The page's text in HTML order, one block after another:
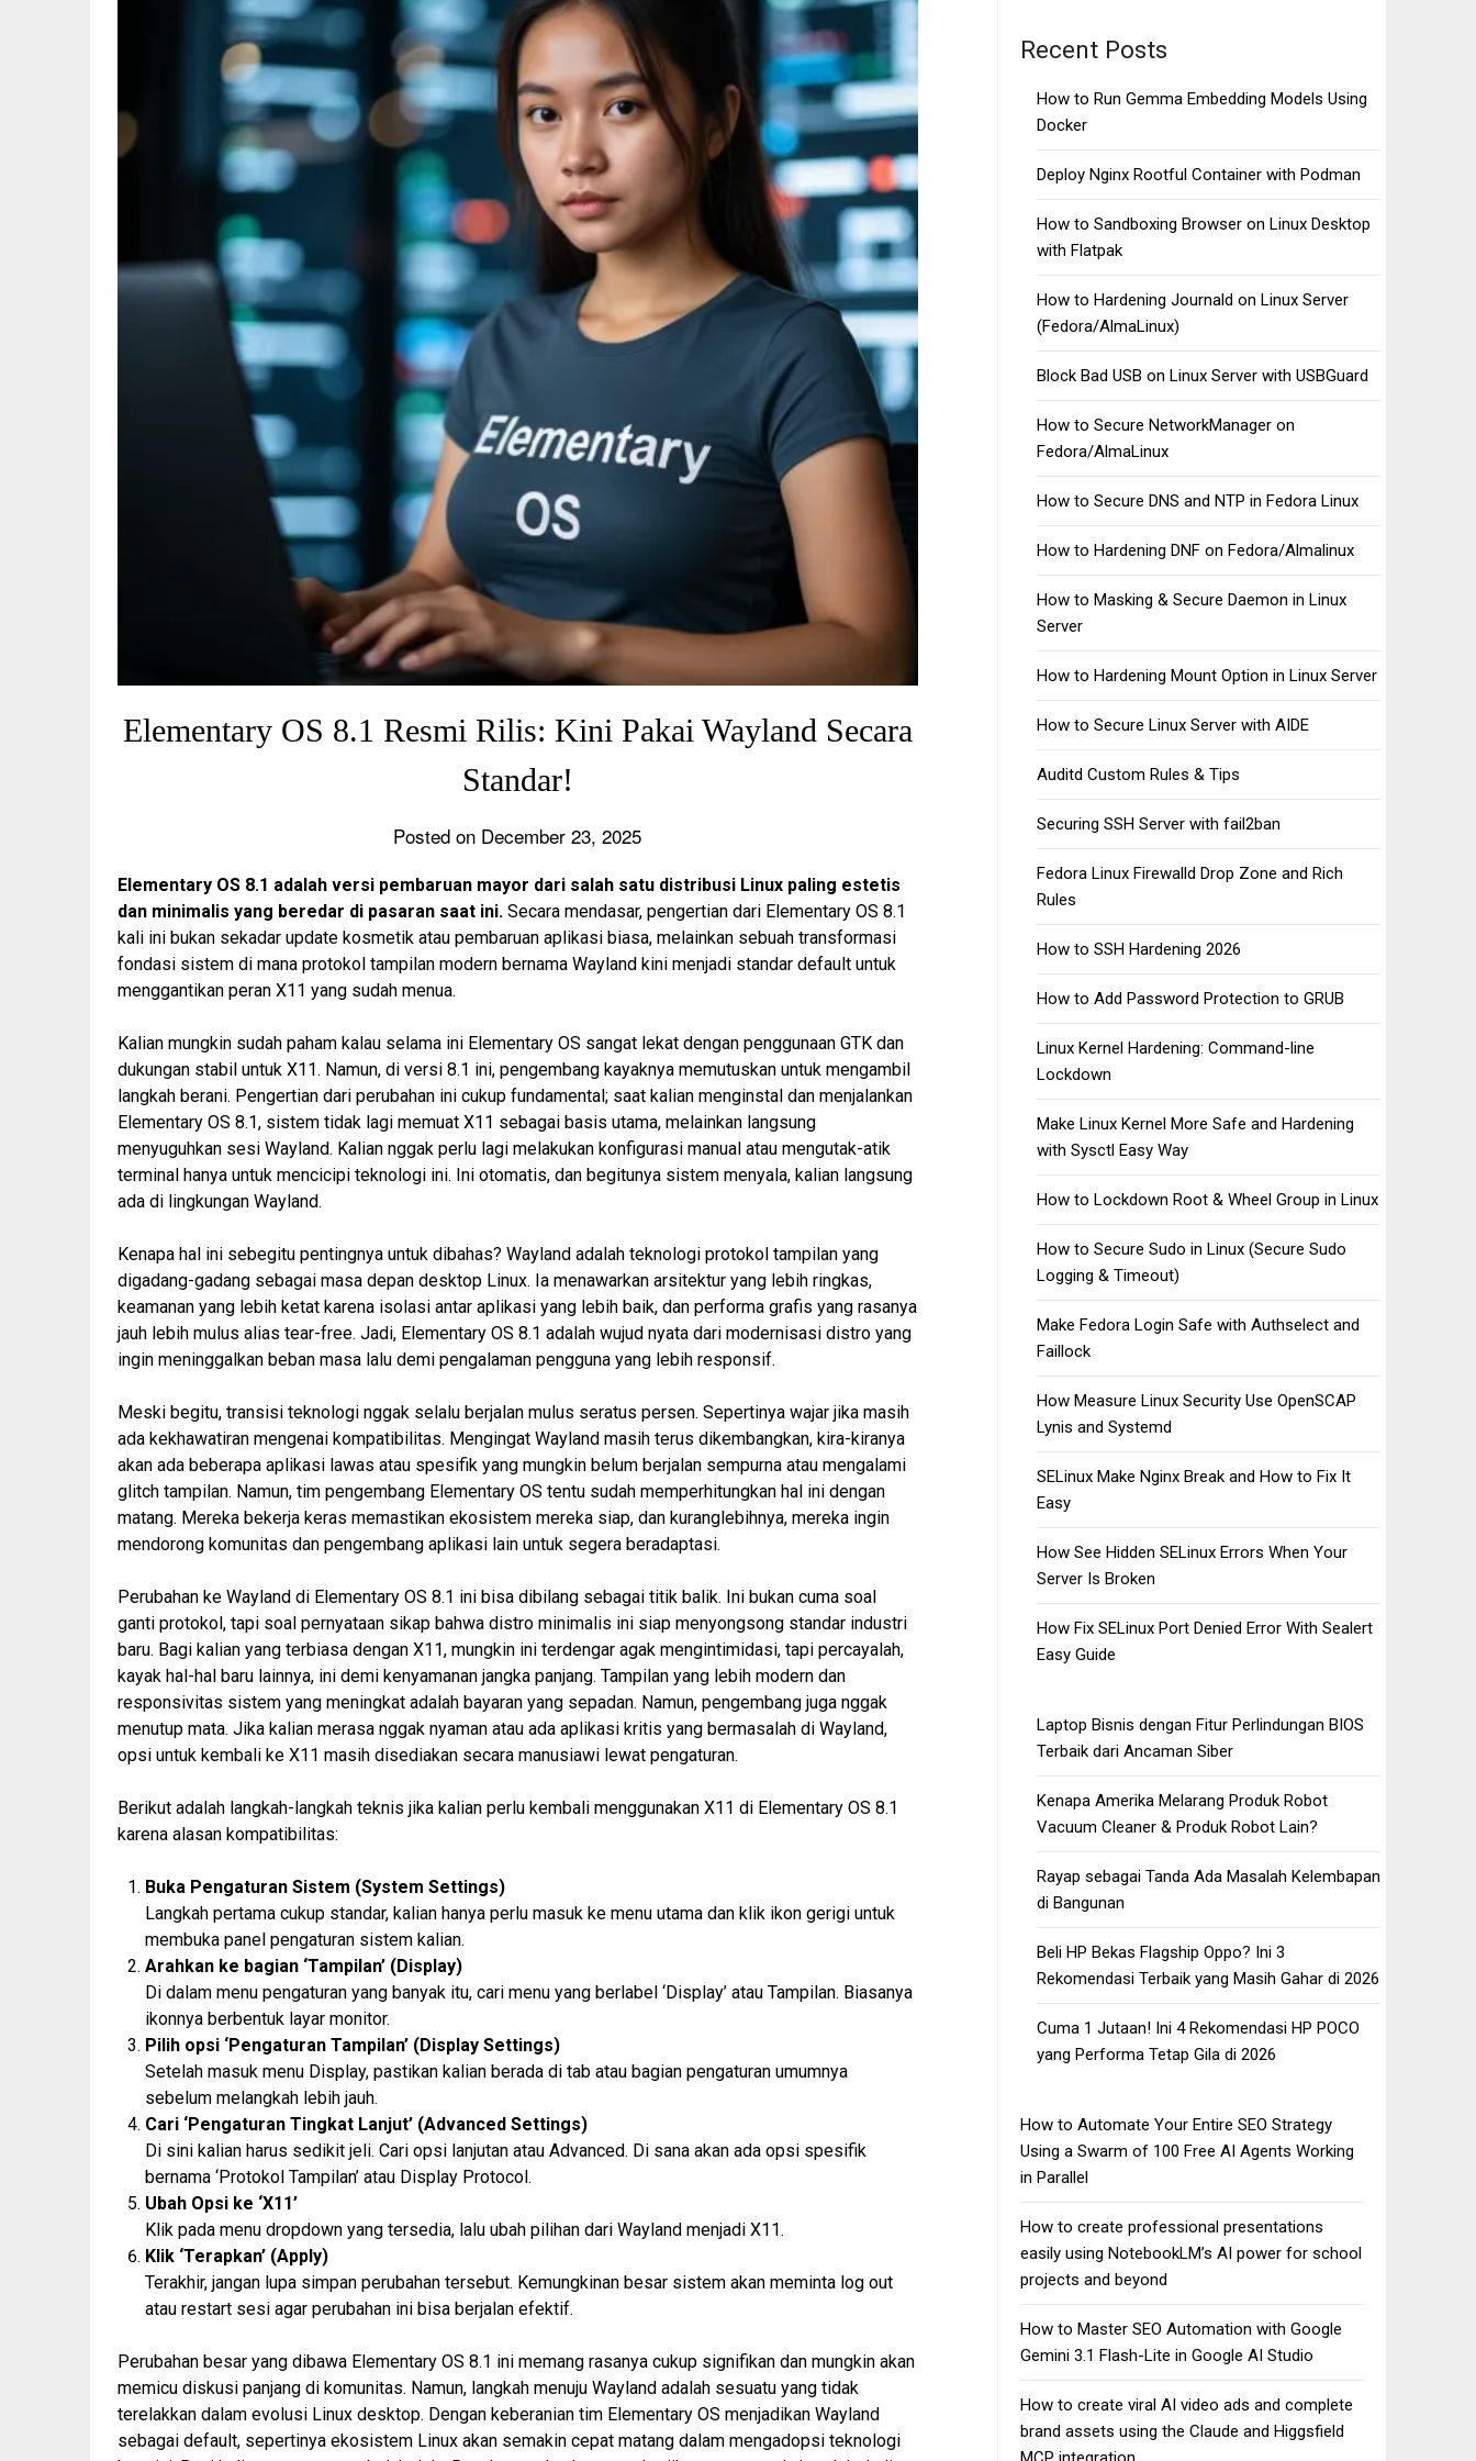
Elementary OS 8.1 Resmi Rilis: Kini Pakai Wayland Secara
Standar!
Posted on December 23, 2025
Elementary OS 8.1 adalah versi pembaruan mayor dari salah satu distribusi Linux paling estetis
dan minimalis yang beredar di pasaran saat ini. Secara mendasar, pengertian dari Elementary OS 8.1
kali ini bukan sekadar update kosmetik atau pembaruan aplikasi biasa, melainkan sebuah transformasi
fondasi sistem di mana protokol tampilan modern bernama Wayland kini menjadi standar default untuk
menggantikan peran X11 yang sudah menua.
Kalian mungkin sudah paham kalau selama ini Elementary OS sangat lekat dengan penggunaan GTK dan
dukungan stabil untuk X11. Namun, di versi 8.1 ini, pengembang kayaknya memutuskan untuk mengambil
langkah berani. Pengertian dari perubahan ini cukup fundamental; saat kalian menginstal dan menjalankan
Elementary OS 8.1, sistem tidak lagi memuat X11 sebagai basis utama, melainkan langsung
menyuguhkan sesi Wayland. Kalian nggak perlu lagi melakukan konfigurasi manual atau mengutak-atik
terminal hanya untuk mencicipi teknologi ini. Ini otomatis, dan begitunya sistem menyala, kalian langsung
ada di lingkungan Wayland.
Kenapa hal ini sebegitu pentingnya untuk dibahas? Wayland adalah teknologi protokol tampilan yang
digadang-gadang sebagai masa depan desktop Linux. Ia menawarkan arsitektur yang lebih ringkas,
keamanan yang lebih ketat karena isolasi antar aplikasi yang lebih baik, dan performa grafis yang rasanya
jauh lebih mulus alias tear-free. Jadi, Elementary OS 8.1 adalah wujud nyata dari modernisasi distro yang
ingin meninggalkan beban masa lalu demi pengalaman pengguna yang lebih responsif.
Meski begitu, transisi teknologi nggak selalu berjalan mulus seratus persen. Sepertinya wajar jika masih
ada kekhawatiran mengenai kompatibilitas. Mengingat Wayland masih terus dikembangkan, kira-kiranya
akan ada beberapa aplikasi lawas atau spesifik yang mungkin belum berjalan sempurna atau mengalami
glitch tampilan. Namun, tim pengembang Elementary OS tentu sudah memperhitungkan hal ini dengan
matang. Mereka bekerja keras memastikan ekosistem mereka siap, dan kuranglebihnya, mereka ingin
mendorong komunitas dan pengembang aplikasi lain untuk segera beradaptasi.
Perubahan ke Wayland di Elementary OS 8.1 ini bisa dibilang sebagai titik balik. Ini bukan cuma soal
ganti protokol, tapi soal pernyataan sikap bahwa distro minimalis ini siap menyongsong standar industri
baru. Bagi kalian yang terbiasa dengan X11, mungkin ini terdengar agak mengintimidasi, tapi percayalah,
kayak hal-hal baru lainnya, ini demi kenyamanan jangka panjang. Tampilan yang lebih modern dan
responsivitas sistem yang meningkat adalah bayaran yang sepadan. Namun, pengembang juga nggak
menutup mata. Jika kalian merasa nggak nyaman atau ada aplikasi kritis yang bermasalah di Wayland,
opsi untuk kembali ke X11 masih disediakan secara manusiawi lewat pengaturan.
Berikut adalah langkah-langkah teknis jika kalian perlu kembali menggunakan X11 di Elementary OS 8.1
karena alasan kompatibilitas:
Buka Pengaturan Sistem (System Settings)
Langkah pertama cukup standar, kalian hanya perlu masuk ke menu utama dan klik ikon gerigi untuk
membuka panel pengaturan sistem kalian.
Arahkan ke bagian ‘Tampilan’ (Display)
Di dalam menu pengaturan yang banyak itu, cari menu yang berlabel ‘Display’ atau Tampilan. Biasanya
ikonnya berbentuk layar monitor.
Pilih opsi ‘Pengaturan Tampilan’ (Display Settings)
Setelah masuk menu Display, pastikan kalian berada di tab atau bagian pengaturan umumnya
sebelum melangkah lebih jauh.
Cari ‘Pengaturan Tingkat Lanjut’ (Advanced Settings)
Di sini kalian harus sedikit jeli. Cari opsi lanjutan atau Advanced. Di sana akan ada opsi spesifik
bernama ‘Protokol Tampilan’ atau Display Protocol.
Ubah Opsi ke ‘X11’
Klik pada menu dropdown yang tersedia, lalu ubah pilihan dari Wayland menjadi X11.
Klik ‘Terapkan’ (Apply)
Terakhir, jangan lupa simpan perubahan tersebut. Kemungkinan besar sistem akan meminta log out
atau restart sesi agar perubahan ini bisa berjalan efektif.
Perubahan besar yang dibawa Elementary OS 8.1 ini memang rasanya cukup signifikan dan mungkin akan
memicu diskusi panjang di komunitas. Namun, langkah menuju Wayland adalah sesuatu yang tidak
terelakkan dalam evolusi Linux desktop. Dengan keberanian tim Elementary OS menjadikan Wayland
sebagai default, sepertinya ekosistem Linux akan semakin cepat matang dalam mengadopsi teknologi
Recent Posts
How to Run Gemma Embedding Models Using
Docker
Deploy Nginx Rootful Container with Podman
How to Sandboxing Browser on Linux Desktop
with Flatpak
How to Hardening Journald on Linux Server
(Fedora/AlmaLinux)
Block Bad USB on Linux Server with USBGuard
How to Secure NetworkManager on
Fedora/AlmaLinux
How to Secure DNS and NTP in Fedora Linux
How to Hardening DNF on Fedora/Almalinux
How to Masking & Secure Daemon in Linux
Server
How to Hardening Mount Option in Linux Server
How to Secure Linux Server with AIDE
Auditd Custom Rules & Tips
Securing SSH Server with fail2ban
Fedora Linux Firewalld Drop Zone and Rich
Rules
How to SSH Hardening 2026
How to Add Password Protection to GRUB
Linux Kernel Hardening: Command-line
Lockdown
Make Linux Kernel More Safe and Hardening
with Sysctl Easy Way
How to Lockdown Root & Wheel Group in Linux
How to Secure Sudo in Linux (Secure Sudo
Logging & Timeout)
Make Fedora Login Safe with Authselect and
Faillock
How Measure Linux Security Use OpenSCAP
Lynis and Systemd
SELinux Make Nginx Break and How to Fix It
Easy
How See Hidden SELinux Errors When Your
Server Is Broken
How Fix SELinux Port Denied Error With Sealert
Easy Guide
Laptop Bisnis dengan Fitur Perlindungan BIOS
Terbaik dari Ancaman Siber
Kenapa Amerika Melarang Produk Robot
Vacuum Cleaner & Produk Robot Lain?
Rayap sebagai Tanda Ada Masalah Kelembapan
di Bangunan
Beli HP Bekas Flagship Oppo? Ini 3
Rekomendasi Terbaik yang Masih Gahar di 2026
Cuma 1 Jutaan! Ini 4 Rekomendasi HP POCO
yang Performa Tetap Gila di 2026
How to Automate Your Entire SEO Strategy
Using a Swarm of 100 Free AI Agents Working
in Parallel
How to create professional presentations
easily using NotebookLM’s AI power for school
projects and beyond
How to Master SEO Automation with Google
Gemini 3.1 Flash-Lite in Google AI Studio
How to create viral AI video ads and complete
brand assets using the Claude and Higgsfield